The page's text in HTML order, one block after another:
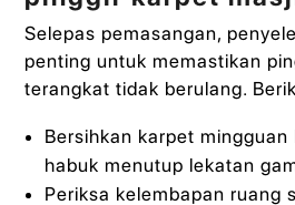
Selepas pemasangan,
penting untuk memastikan
terangkat tidak berulang.
Bersihkan karpet
habuk menutup lekatan
Periksa kelembapan ruang